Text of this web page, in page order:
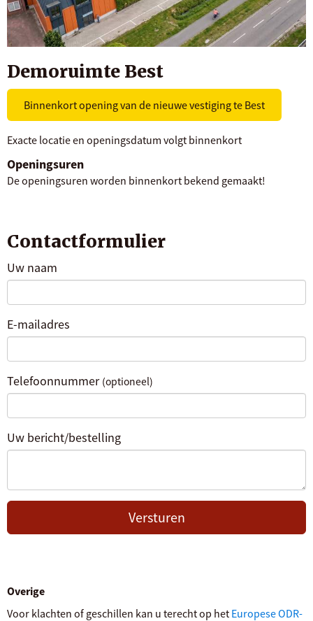
Demoruimte Best
Binnenkort opening van de nieuwe vestiging te Best
Exacte locatie en openingsdatum volgt binnenkort
Openingsuren
De openingsuren worden binnenkort bekend gemaakt!
Contactformulier
Uw naam
E-mailadres
Telefoonnummer (optioneel)
Uw bericht/bestelling
Versturen
Overige
Voor klachten of geschillen kan u terecht op het Europese ODR-